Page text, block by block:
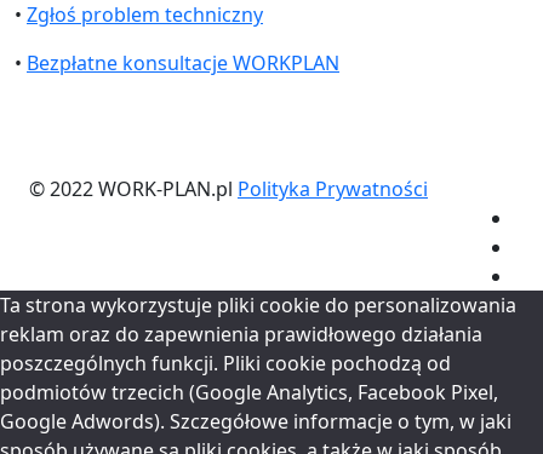
• Zgłoś problem techniczny
• Bezpłatne konsultacje WORKPLAN
© 2022 WORK-PLAN.pl Polityka Prywatności
Ta strona wykorzystuje pliki cookie do personalizowania
reklam oraz do zapewnienia prawidłowego działania
poszczególnych funkcji. Pliki cookie pochodzą od
podmiotów trzecich (Google Analytics, Facebook Pixel,
Google Adwords). Szczegółowe informacje o tym, w jaki